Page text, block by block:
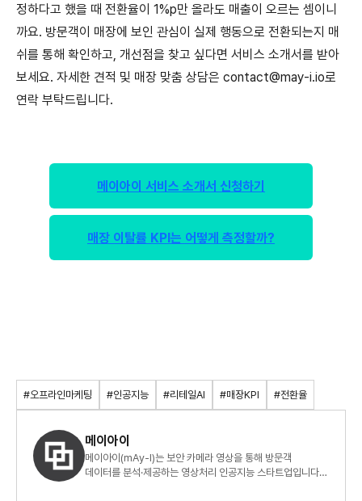
정하다고 했을 때 전환율이 1%p만 올라도 매출이 오르는 셈이니
까요. 방문객이 매장에 보인 관심이 실제 행동으로 전환되는지 매
쉬를 통해 확인하고, 개선점을 찾고 싶다면 서비스 소개서를 받아
보세요. 자세한 견적 및 매장 맞춤 상담은 contact@may-i.io로
연락 부탁드립니다.
메이아이 서비스 소개서 신청하기
매장 이탈률 KPI는 어떻게 측정할까?
#오프라인마케팅 #인공지능 #리테일AI #매장KPI #전환율
메이아이
메이아이(mAy-I)는 보안 카메라 영상을 통해 방문객
데이터를 분석·제공하는 영상처리 인공지능 스타트업입니다.